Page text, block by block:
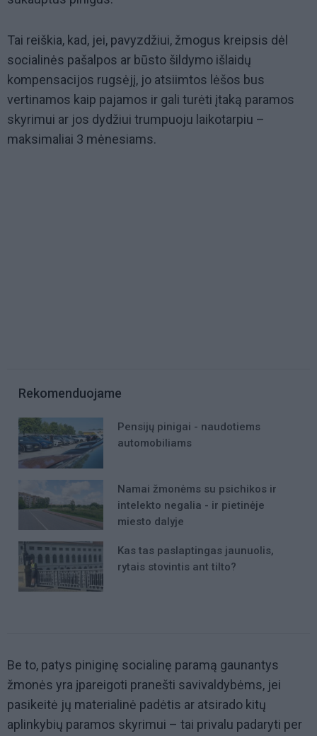
Tai reiškia, kad, jei, pavyzdžiui, žmogus kreipsis dėl
socialinės pašalpos ar būsto šildymo išlaidų
kompensacijos rugsėjį, jo atsiimtos lėšos bus
vertinamos kaip pajamos ir gali turėti įtaką paramos
skyrimui ar jos dydžiui trumpuoju laikotarpiu –
maksimaliai 3 mėnesiams.
Rekomenduojame
Pensijų pinigai - naudotiems
automobiliams
Namai žmonėms su psichikos ir
intelekto negalia - ir pietinėje
miesto dalyje
Kas tas paslaptingas jaunuolis,
rytais stovintis ant tilto?
Be to, patys piniginę socialinę paramą gaunantys
žmonės yra įpareigoti pranešti savivaldybėms, jei
pasikeitė jų materialinė padėtis ar atsirado kitų
aplinkybių paramos skyrimui – tai privalu padaryti per